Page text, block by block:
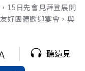
15日先會見拜登展開
好團體歡迎宴會，與
聽遠見